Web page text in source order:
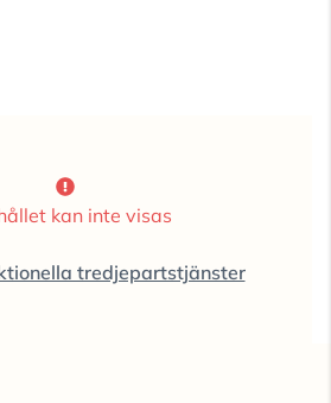
kan inte visas
tredjepartstjänster